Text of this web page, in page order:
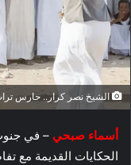
الشيخ نصر كرار.. حارس
أسماء صبحي – في
الحكايات القديمة مع